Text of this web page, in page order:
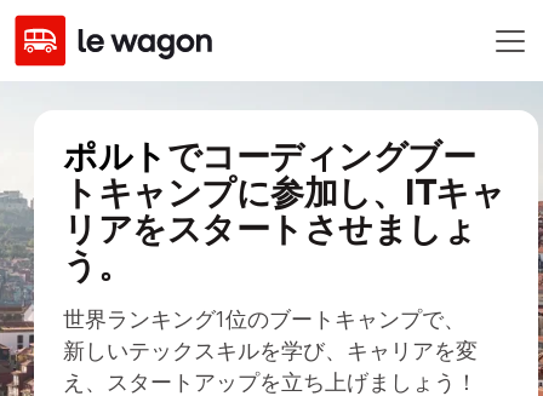
ポルト でコーディングブー
トキャンプに参加し、ITキャ
リアをスタートさせましょ
う。
世界ランキング1位のブートキャンプで、
新しいテックスキルを学び、キャリアを変
え、スタートアップを立ち上げましょう！